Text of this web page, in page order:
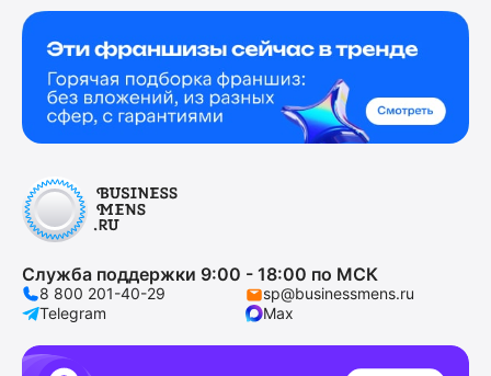
Служба поддержки 9:00 - 18:00 по МСК
8 800 201-40-29
sp@businessmens.ru
Telegram
Max